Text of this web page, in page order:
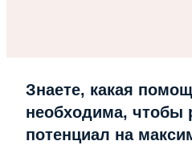
Знаете, какая
необходима, чтобы
потенциал на